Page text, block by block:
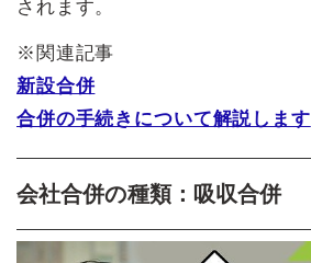
されます。
※関連記事
新設合併
合併の手続きについて解説します
会社合併の種類：吸収合併